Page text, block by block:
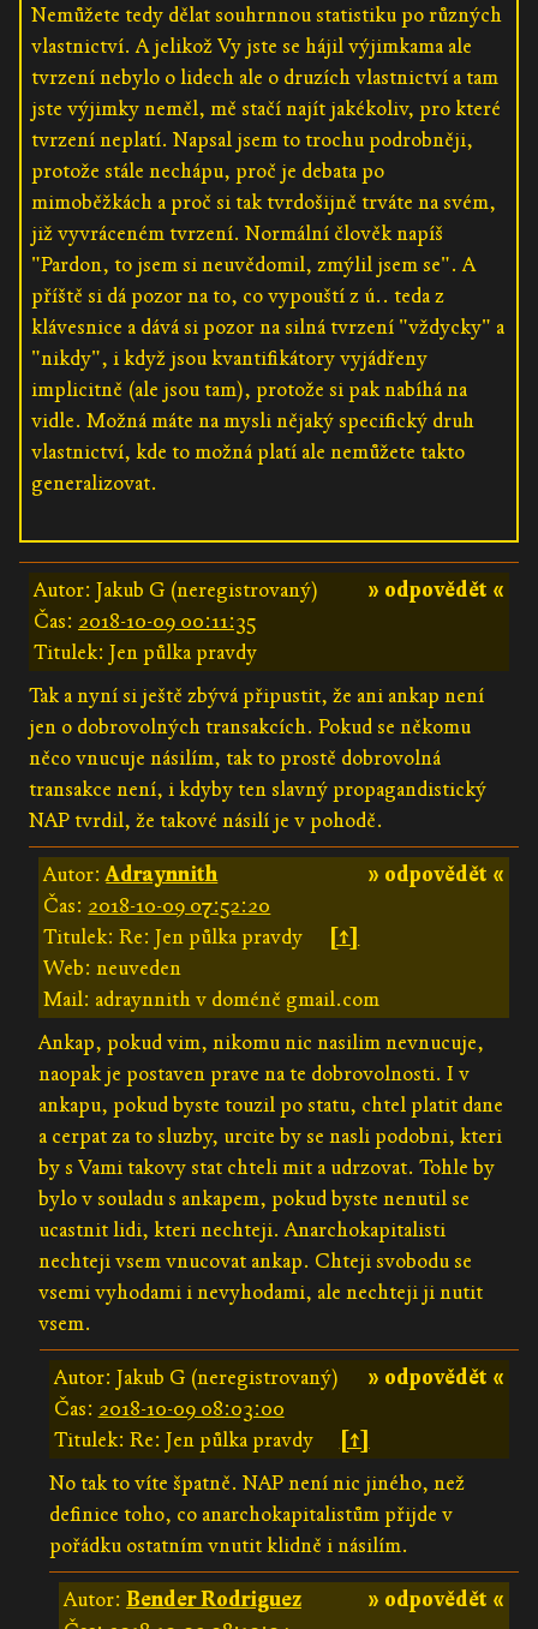
Nemůžete tedy dělat souhrnnou statistiku po různých
vlastnictví. A jelikož Vy jste se hájil výjimkama ale
tvrzení nebylo o lidech ale o druzích vlastnictví a tam
jste výjimky neměl, mě stačí najít jakékoliv, pro které
tvrzení neplatí. Napsal jsem to trochu podrobněji,
protože stále nechápu, proč je debata po
mimoběžkách a proč si tak tvrdošijně trváte na svém,
již vyvráceném tvrzení. Normální člověk napíš
"Pardon, to jsem si neuvědomil, zmýlil jsem se". A
příště si dá pozor na to, co vypouští z ú.. teda z
klávesnice a dává si pozor na silná tvrzení "vždycky" a
"nikdy", i když jsou kvantifikátory vyjádřeny
implicitně (ale jsou tam), protože si pak nabíhá na
vidle. Možná máte na mysli nějaký specifický druh
vlastnictví, kde to možná platí ale nemůžete takto
generalizovat.
» odpovědět «
Autor: Jakub G (neregistrovaný)
Čas: 2018-10-09 00:11:35
Titulek: Jen půlka pravdy
Tak a nyní si ještě zbývá připustit, že ani ankap není
jen o dobrovolných transakcích. Pokud se někomu
něco vnucuje násilím, tak to prostě dobrovolná
transakce není, i kdyby ten slavný propagandistický
NAP tvrdil, že takové násilí je v pohodě.
» odpovědět «
Autor:Adraynnith
Čas: 2018-10-09 07:52:20
Titulek: Re: Jen půlka pravdy
[↑]
Web: neuveden
Mail: adraynnith v doméně gmail.com
Ankap, pokud vim, nikomu nic nasilim nevnucuje,
naopak je postaven prave na te dobrovolnosti. I v
ankapu, pokud byste touzil po statu, chtel platit dane
a cerpat za to sluzby, urcite by se nasli podobni, kteri
by s Vami takovy stat chteli mit a udrzovat. Tohle by
bylo v souladu s ankapem, pokud byste nenutil se
ucastnit lidi, kteri nechteji. Anarchokapitalisti
nechteji vsem vnucovat ankap. Chteji svobodu se
vsemi vyhodami i nevyhodami, ale nechteji ji nutit
vsem.
» odpovědět «
Autor: Jakub G (neregistrovaný)
Čas: 2018-10-09 08:03:00
Titulek: Re: Jen půlka pravdy
[↑]
No tak to víte špatně. NAP není nic jiného, než
definice toho, co anarchokapitalistům přijde v
pořádku ostatním vnutit klidně i násilím.
» odpovědět «
Autor: Bender Rodriguez